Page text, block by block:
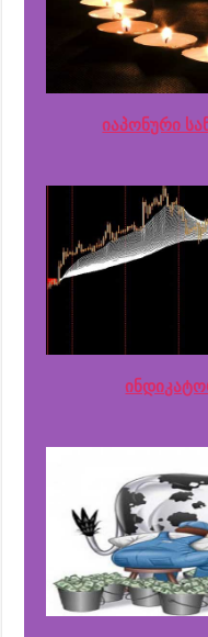
იაპონური